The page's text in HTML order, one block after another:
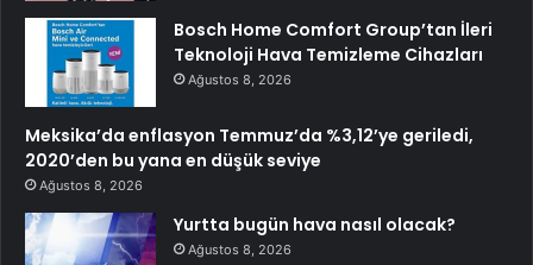
Bosch Home Comfort Group’tan İleri
Teknoloji Hava Temizleme Cihazları
Ağustos 8, 2026
Meksika’da enflasyon Temmuz’da %3,12’ye geriledi,
2020’den bu yana en düşük seviye
Ağustos 8, 2026
Yurtta bugün hava nasıl olacak?
Ağustos 8, 2026